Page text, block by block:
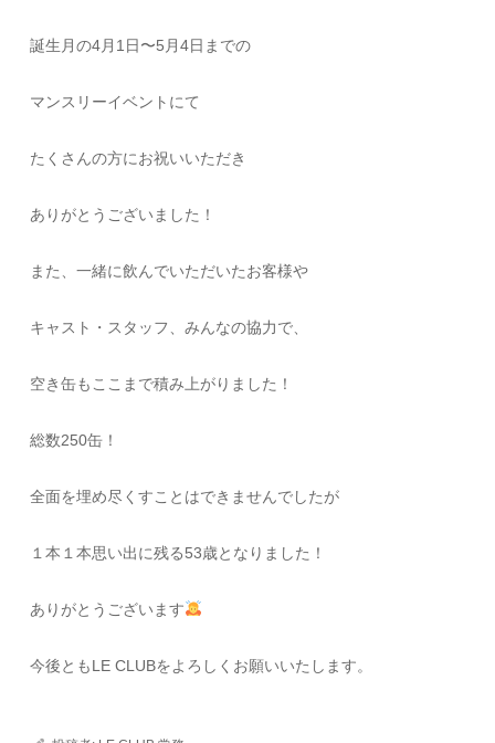
誕生月の4月1日〜5月4日までの
マンスリーイベントにて
たくさんの方にお祝いいただき
ありがとうございました！
また、一緒に飲んでいただいたお客様や
キャスト・スタッフ、みんなの協力で、
空き缶もここまで積み上がりました！
総数250缶！
全面を埋め尽くすことはできませんでしたが
１本１本思い出に残る53歳となりました！
ありがとうございます
今後ともLE CLUBをよろしくお願いいたします。